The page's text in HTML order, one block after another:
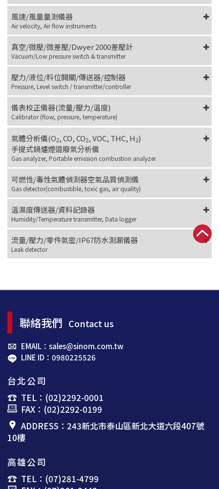
風速/風量量測儀器
Air velocity, Air flow instruments
真空/微壓/微差壓/Dwyer 2000差壓計
Vacuum/Low pressure switch & transmitter
壓力/液位/料位開關/傳送器/控制器
Pressure, Level switch / transmitter/controller
儀表校正儀器(流量/壓力/溫度)
Calibrator (flow, pressure, temperature)
氣體分析儀(O2, CO, CO2, VOC, THC, H2)
手提式鍋爐煙道廢氣分析儀
Gas analyzer, Portable emission combustion analyzer
可燃性/毒性氣體偵測器空氣品質偵測儀
Gas detector(combustible, toxic gas, air quality)
溫濕度傳送器/資料記錄器
Humidity/Temperature transmitter, Data logger
流量/壓力/零件氣密/IP67防水測漏儀器
Leak detector
聯絡我們 Contact us
EMAIL：sales@sinom.com.tw
LINE ID：0980225526
台北公司
TEL：(02)2292-0001
FAX：(02)2292-0199
ADDRESS：243新北市泰山區新北大道六段407號
10樓
高雄公司
TEL：(07)281-4799